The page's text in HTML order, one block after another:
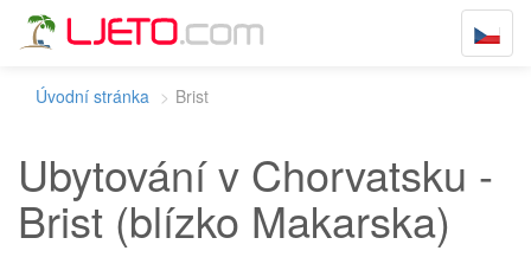
Toggle
Úvodní stránka
Brist
Ubytování v Chorvatsku -
Brist (blízko Makarska)